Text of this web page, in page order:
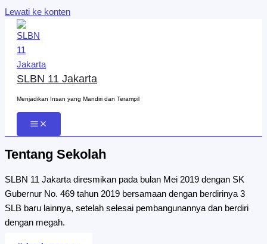
Lewati ke konten
SLBN 11 Jakarta
Menjadikan Insan yang Mandiri dan Terampil
Tentang Sekolah
SLBN 11 Jakarta diresmikan pada bulan Mei 2019 dengan SK
Gubernur No. 469 tahun 2019 bersamaan dengan berdirinya 3
SLB baru lainnya, setelah selesai pembangunannya dan berdiri
dengan megah.